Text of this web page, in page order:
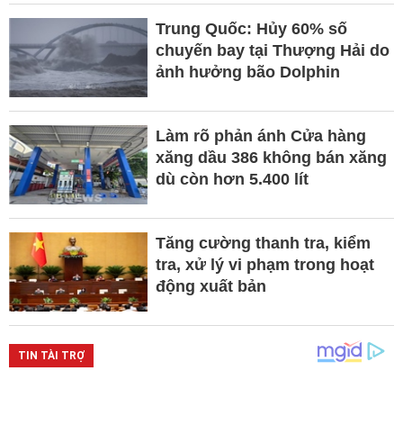
Trung Quốc: Hủy 60% số
chuyến bay tại Thượng Hải do
ảnh hưởng bão Dolphin
Làm rõ phản ánh Cửa hàng
xăng dầu 386 không bán xăng
dù còn hơn 5.400 lít
Tăng cường thanh tra, kiểm
tra, xử lý vi phạm trong hoạt
động xuất bản